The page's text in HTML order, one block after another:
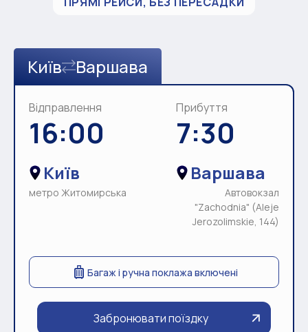
Київ Варшава
Відправлення
16:00
Київ
метро Житомирська
Прибуття
7:30
Варшава
Автовокзал
"Zachodnia" (Aleje
Jerozolimskie, 144)
Багаж і ручна поклажа включені
Забронювати поїздку